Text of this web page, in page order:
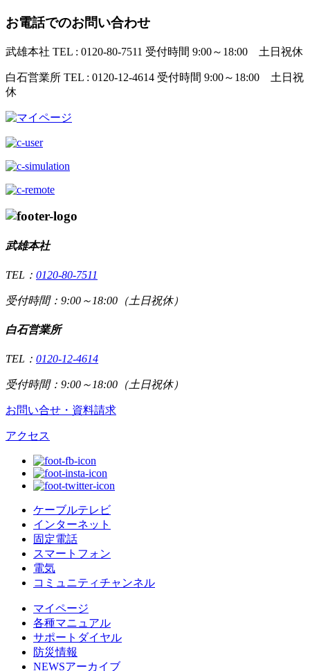
お電話でのお問い合わせ
武雄本社 TEL : 0120-80-7511 受付時間 9:00～18:00 土日祝休
白石営業所 TEL : 0120-12-4614 受付時間 9:00～18:00 土日祝
休
武雄本社
TEL： 0120-80-7511
受付時間：9:00～18:00（土日祝休）
白石営業所
TEL： 0120-12-4614
受付時間：9:00～18:00（土日祝休）
お問い合せ・資料請求
アクセス
ケーブルテレビ
インターネット
固定電話
スマートフォン
電気
コミュニティチャンネル
マイページ
各種マニュアル
サポートダイヤル
防災情報
NEWSアーカイブ